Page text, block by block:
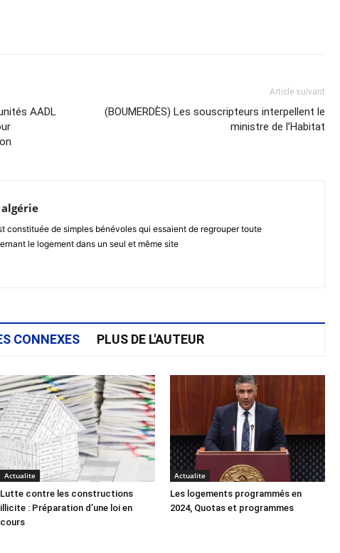
AADL
Article suivant
(BOUMERDÈS) Les souscripteurs interpellent le
ministre de l’Habitat
constituée de simples bénévoles qui essaient de regrouper toute
le logement dans un seul et même site
CONNEXES PLUS DE L'AUTEUR
Actualite
Lutte contre les constructions
illicite : Préparation d’une loi en
cours
Actualite
Les logements programmés en
2024, Quotas et programmes